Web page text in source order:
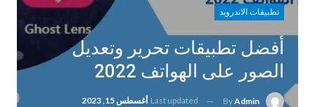
تطبيقات الاندرويد
أفضل تطبيقات تحرير وتعديل
الصور على الهواتف 2022
ByAdmin
Last updated أغسطس 15, 2023